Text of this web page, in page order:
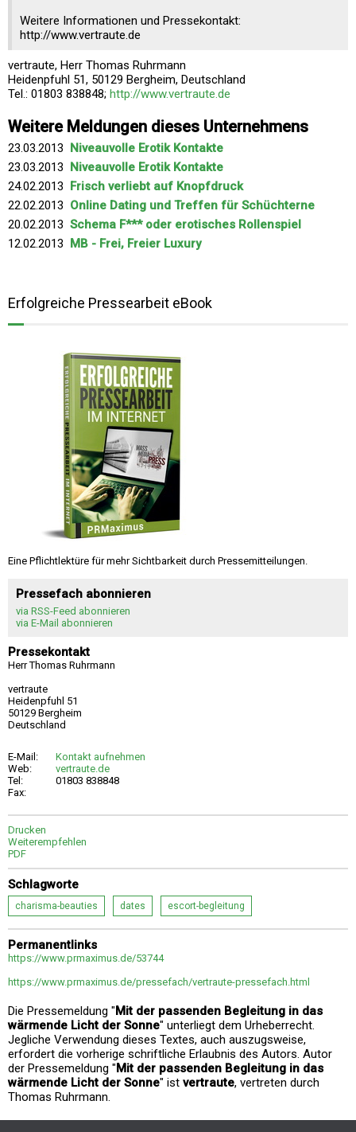
Weitere Informationen und Pressekontakt:
http://www.vertraute.de
vertraute, Herr Thomas Ruhrmann
Heidenpfuhl 51, 50129 Bergheim, Deutschland
Tel.: 01803 838848; http://www.vertraute.de
Weitere Meldungen dieses Unternehmens
23.03.2013 Niveauvolle Erotik Kontakte
23.03.2013 Niveauvolle Erotik Kontakte
24.02.2013 Frisch verliebt auf Knopfdruck
22.02.2013 Online Dating und Treffen für Schüchterne
20.02.2013 Schema F*** oder erotisches Rollenspiel
12.02.2013 MB - Frei, Freier Luxury
Erfolgreiche Pressearbeit eBook
Eine Pflichtlektüre für mehr Sichtbarkeit durch Pressemitteilungen.
Pressefach abonnieren
via RSS-Feed abonnieren
via E-Mail abonnieren
Pressekontakt
Herr Thomas Ruhrmann
vertraute
Heidenpfuhl 51
50129 Bergheim
Deutschland
E-Mail:
Kontakt aufnehmen
Web:
vertraute.de
Tel:
01803 838848
Fax:
Drucken
Weiterempfehlen
PDF
Schlagworte
charisma-beauties dates escort-begleitung
Permanentlinks
https://www.prmaximus.de/53744
https://www.prmaximus.de/pressefach/vertraute-pressefach.html
Die Pressemeldung "Mit der passenden Begleitung in das
wärmende Licht der Sonne" unterliegt dem Urheberrecht.
Jegliche Verwendung dieses Textes, auch auszugsweise,
erfordert die vorherige schriftliche Erlaubnis des Autors. Autor
der Pressemeldung "Mit der passenden Begleitung in das
wärmende Licht der Sonne" ist vertraute, vertreten durch
Thomas Ruhrmann.